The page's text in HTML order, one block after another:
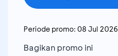
Periode promo: 08 Jul 2026
Bagikan promo ini